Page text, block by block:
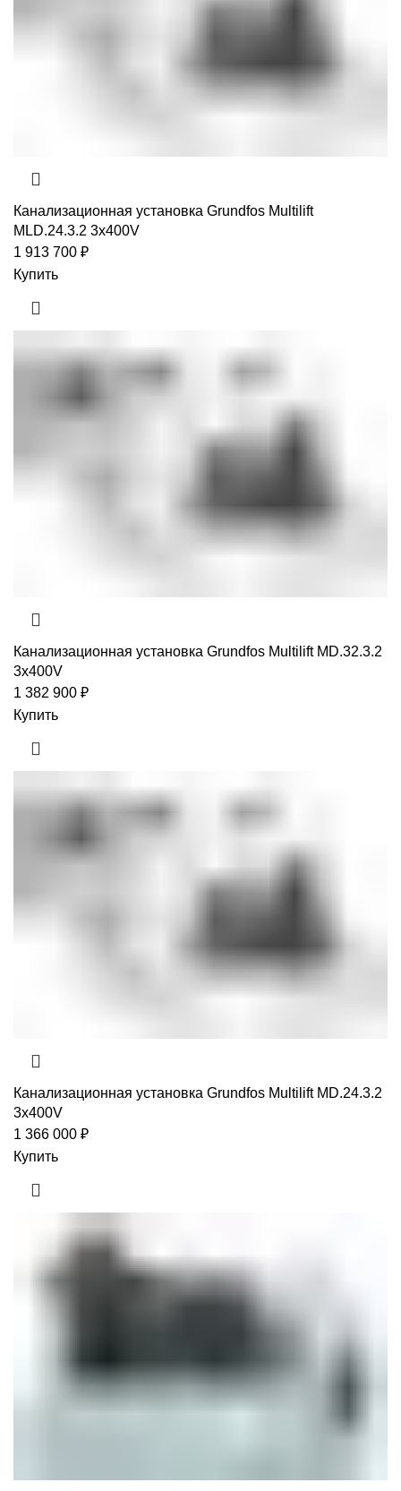
Канализационная установка Grundfos Multilift
MLD.24.3.2 3x400V
1 913 700 ₽
Купить
Канализационная установка Grundfos Multilift MD.32.3.2
3x400V
1 382 900 ₽
Купить
Канализационная установка Grundfos Multilift MD.24.3.2
3x400V
1 366 000 ₽
Купить